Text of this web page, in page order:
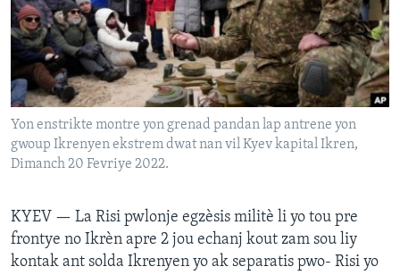
Languages
Yon enstrikte montre yon grenad pandan lap antrene yon
gwoup Ikrenyen ekstrem dwat nan vil Kyev kapital Ikren,
Dimanch 20 Fevriye 2022.
KYEV — La Risi pwlonje egzèsis militè li yo tou pre
frontye no Ikrèn apre 2 jou echanj kout zam sou liy
kontak ant solda Ikrenyen yo ak separatis pwo- Risi yo